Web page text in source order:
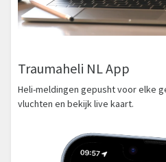
Traumaheli NL App
Heli-meldingen gepusht voor elke
vluchten en bekijk live kaart.